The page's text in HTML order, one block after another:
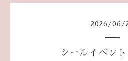
2026 /06 /
シールイベン